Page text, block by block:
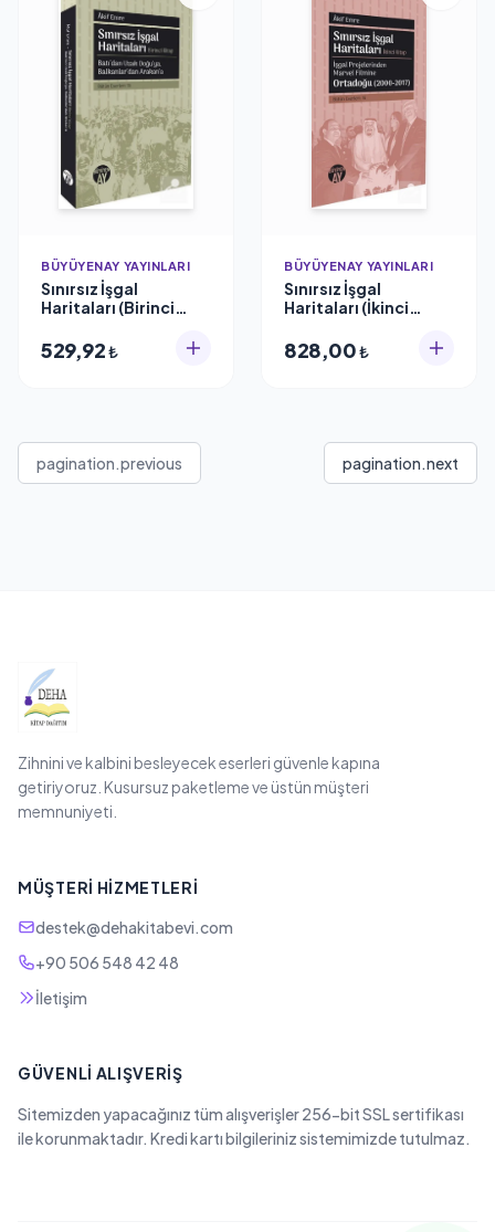
BÜYÜYENAY YAYINLARI
Sınırsız İşgal
Haritaları (Birinci
Doğu'ya,
Balkanlar'dan
529,92₺
BÜYÜYENAY YAYINLARI
Sınırsız İşgal
Haritaları (İkinci
Projelerinden Marvel
Filmine Akif Emre
828,00₺
pagination.previous pagination.next
Zihnini ve kalbini besleyecek eserleri güvenle kapına
getiriyoruz. Kusursuz paketleme ve üstün müşteri
memnuniyeti.
MÜŞTERI HIZMETLERI
destek@dehakitabevi.com
+90 506 548 42 48
İletişim
GÜVENLI ALIŞVERIŞ
Sitemizden yapacağınız tüm alışverişler 256-bit SSL sertifikası
ile korunmaktadır. Kredi kartı bilgileriniz sistemimizde tutulmaz.